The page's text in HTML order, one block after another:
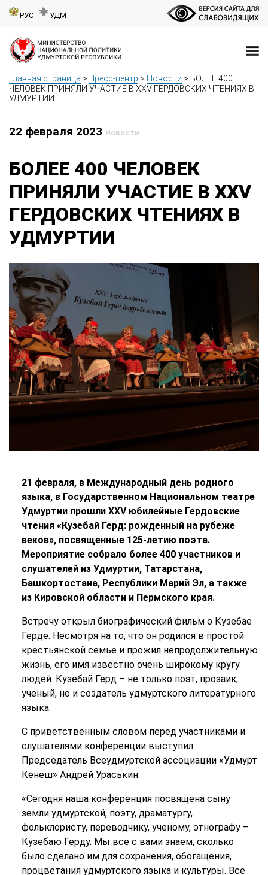
РУС УДМ
Главная страница > Пресс-центр > Новости > БОЛЕЕ 400
ЧЕЛОВЕК ПРИНЯЛИ УЧАСТИЕ В XXV ГЕРДОВСКИХ ЧТЕНИЯХ В
УДМУРТИИ
22 февраля 2023 Новости
БОЛЕЕ 400 ЧЕЛОВЕК
ПРИНЯЛИ УЧАСТИЕ В XXV
ГЕРДОВСКИХ ЧТЕНИЯХ В
УДМУРТИИ
21 февраля, в Международный день родного
языка, в Государственном Национальном театре
Удмуртии прошли XXV юбилейные Гердовские
чтения «Кузебай Герд: рожденный на рубеже
веков», посвященные 125-летию поэта.
Мероприятие собрало более 400 участников и
слушателей из Удмуртии, Татарстана,
Башкортостана, Республики Марий Эл, а также
из Кировской области и Пермского края.
Встречу открыл биографический фильм о Кузебае
Герде. Несмотря на то, что он родился в простой
крестьянской семье и прожил непродолжительную
жизнь, его имя известно очень широкому кругу
людей. Кузебай Герд – не только поэт, прозаик,
ученый, но и создатель удмуртского литературного
языка.
С приветственным словом перед участниками и
слушателями конференции выступил
Председатель Всеудмуртской ассоциации «Удмурт
Кенеш» Андрей Ураськин.
«Сегодня наша конференция посвящена сыну
земли удмуртской, поэту, драматургу,
фольклористу, переводчику, ученому, этнографу –
Кузебаю Герду. Мы все с вами знаем, сколько
было сделано им для сохранения, обогащения,
процветания удмуртского языка и культуры. Все